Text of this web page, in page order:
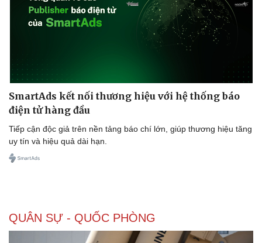
SmartAds kết nối thương hiệu với hệ thống báo
điện tử hàng đầu
Tiếp cận độc giả trên nền tảng báo chí lớn, giúp thương hiệu tăng
uy tín và hiệu quả dài hạn.
QUÂN SỰ - QUỐC PHÒNG